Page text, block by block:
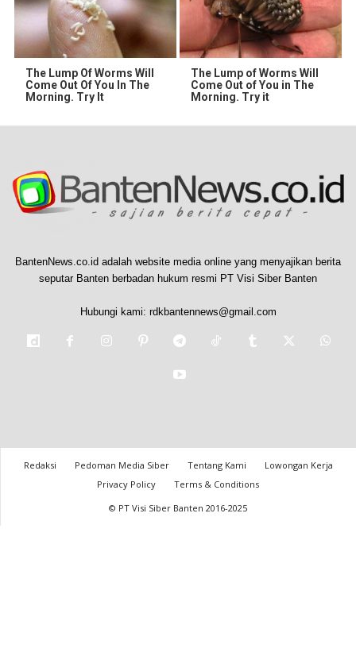
The Lump Of Worms Will
Come Out Of You In The
Morning. Try It
The Lump of Worms Will
Come Out of You in The
Morning. Try it
BantenNews.co.id adalah website media online yang menyajikan berita
seputar Banten berbadan hukum resmi PT Visi Siber Banten
Hubungi kami: rdkbantennews@gmail.com
Redaksi Pedoman Media Siber Tentang Kami
Lowongan Kerja
Privacy Policy
Terms & Conditions
© PT Visi Siber Banten 2016-2025